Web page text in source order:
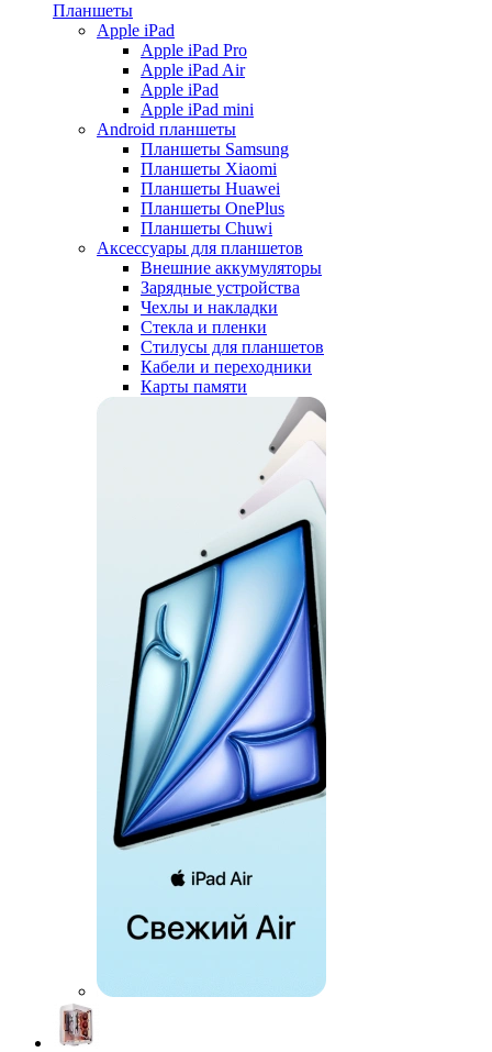
Планшеты
Apple iPad
Apple iPad Pro
Apple iPad Air
Apple iPad
Apple iPad mini
Android планшеты
Планшеты Samsung
Планшеты Xiaomi
Планшеты Huawei
Планшеты OnePlus
Планшеты Chuwi
Аксессуары для планшетов
Внешние аккумуляторы
Зарядные устройства
Чехлы и накладки
Стекла и пленки
Стилусы для планшетов
Кабели и переходники
Карты памяти